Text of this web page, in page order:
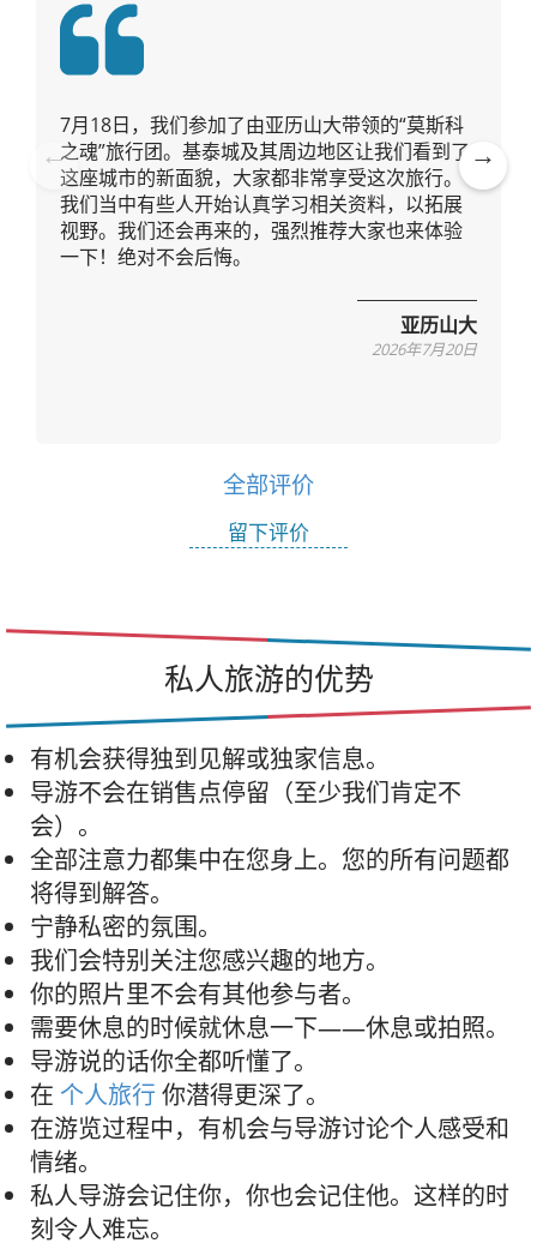
Pre
vio
us
7月18日，我们参加了由亚历山大带领的“莫斯科
之魂”旅行团。基泰城及其周边地区让我们看到了
这座城市的新面貌，大家都非常享受这次旅行。
我们当中有些人开始认真学习相关资料，以拓展
视野。我们还会再来的，强烈推荐大家也来体验
一下！绝对不会后悔。
亚历山大
2026年7月20日
Ne
全部评价
留下评价
私人旅游的优势
有机会获得独到见解或独家信息。
导游不会在销售点停留（至少我们肯定不
会）。
全部注意力都集中在您身上。您的所有问题都
将得到解答。
宁静私密的氛围。
我们会特别关注您感兴趣的地方。
你的照片里不会有其他参与者。
需要休息的时候就休息一下——休息或拍照。
导游说的话你全都听懂了。
在 个人旅行 你潜得更深了。
在游览过程中，有机会与导游讨论个人感受和
情绪。
私人导游会记住你，你也会记住他。这样的时
刻令人难忘。